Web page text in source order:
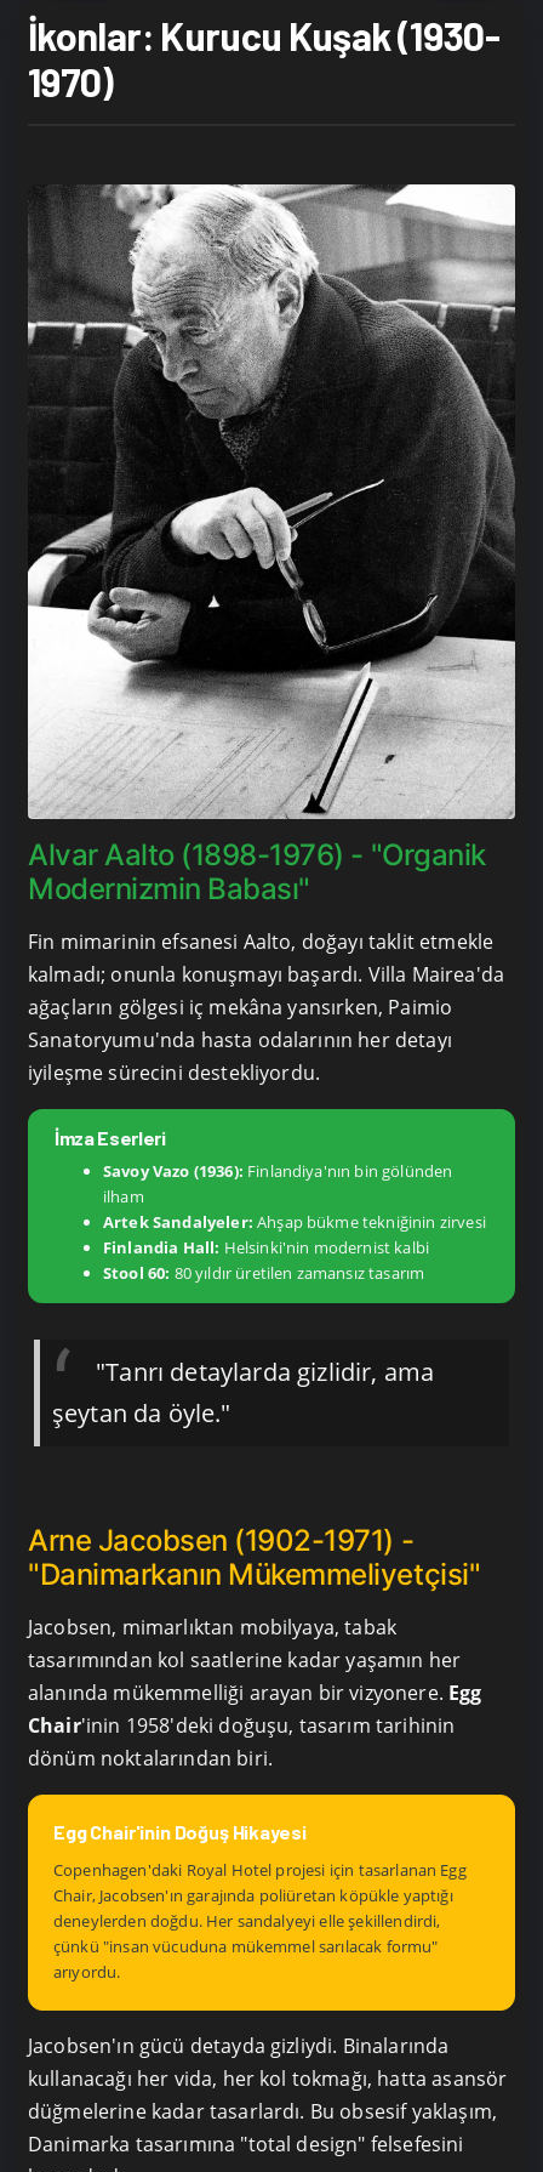
İkonlar: Kurucu Kuşak (1930-
1970)
Alvar Aalto (1898-1976) - "Organik
Modernizmin Babası"
Fin mimarinin efsanesi Aalto, doğayı taklit etmekle
kalmadı; onunla konuşmayı başardı. Villa Mairea'da
ağaçların gölgesi iç mekâna yansırken, Paimio
Sanatoryumu'nda hasta odalarının her detayı
iyileşme sürecini destekliyordu.
İmza Eserleri
Savoy Vazo (1936): Finlandiya'nın bin gölünden
ilham
Artek Sandalyeler: Ahşap bükme tekniğinin zirvesi
Finlandia Hall: Helsinki'nin modernist kalbi
Stool 60: 80 yıldır üretilen zamansız tasarım
"Tanrı detaylarda gizlidir, ama
şeytan da öyle."
Arne Jacobsen (1902-1971) -
"Danimarkanın Mükemmeliyetçisi"
Jacobsen, mimarlıktan mobilyaya, tabak
tasarımından kol saatlerine kadar yaşamın her
alanında mükemmelliği arayan bir vizyonere. Egg
Chair'inin 1958'deki doğuşu, tasarım tarihinin
dönüm noktalarından biri.
Egg Chair'inin Doğuş Hikayesi
Copenhagen'daki Royal Hotel projesi için tasarlanan Egg
Chair, Jacobsen'ın garajında poliüretan köpükle yaptığı
deneylerden doğdu. Her sandalyeyi elle şekillendirdi,
çünkü "insan vücuduna mükemmel sarılacak formu"
arıyordu.
Jacobsen'ın gücü detayda gizliydi. Binalarında
kullanacağı her vida, her kol tokmağı, hatta asansör
düğmelerine kadar tasarlardı. Bu obsesif yaklaşım,
Danimarka tasarımına "total design" felsefesini